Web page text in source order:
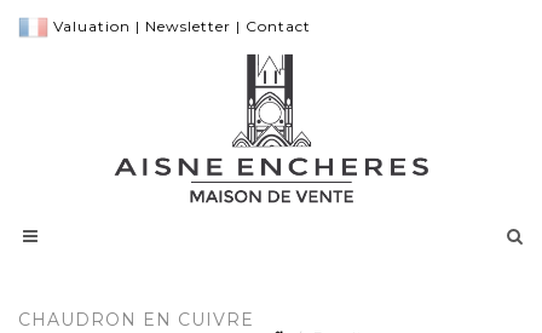
Valuation | Newsletter | Contact
CHAUDRON EN CUIVRE